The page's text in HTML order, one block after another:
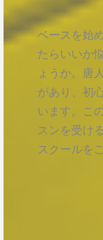
ベースを始
たらいいか
ょうか。唐
があり、初
います。こ
スンを受け
スクールを